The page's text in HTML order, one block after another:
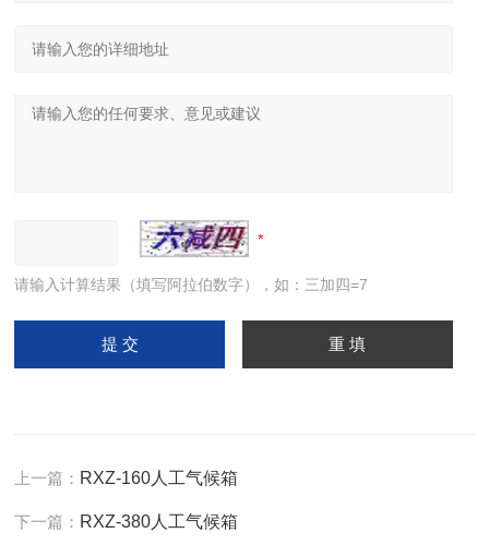
请输入计算结果（填写阿拉伯数字），如：三加四=7
上一篇： RXZ-160人工气候箱
下一篇： RXZ-380人工气候箱